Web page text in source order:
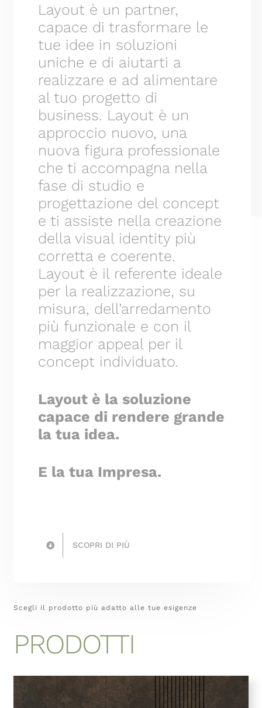
Layout è un partner,
capace di trasformare le
tue idee in soluzioni
uniche e di aiutarti a
realizzare e ad alimentare
al tuo progetto di
business. Layout è un
approccio nuovo, una
nuova figura professionale
che ti accompagna nella
fase di studio e
progettazione del concept
e ti assiste nella creazione
della visual identity più
corretta e coerente.
Layout è il referente ideale
per la realizzazione, su
misura, dell’arredamento
più funzionale e con il
maggior appeal per il
concept individuato.
Layout è la soluzione
capace di rendere grande
la tua idea.
E la tua Impresa.
SCOPRI DI PIÙ
Scegli il prodotto più adatto alle tue esigenze
PRODOTTI